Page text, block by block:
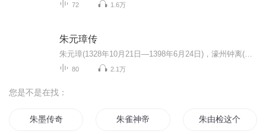
72 1.6万
朱元璋传
80 2.1万
您是不是在找：
朱墨传奇 朱雀神帝 朱由检这个人